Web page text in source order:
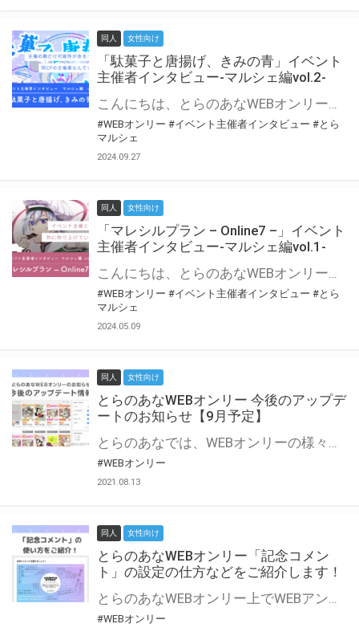
同人 女性向け
「駄菓子と唐揚げ、きみの青」イベント
主催者インタビュー-マルシェ編vol.2-
こんにちは、とらのあなWEBオンリー運営スタッフです。 新たにお届けする、イベント主催者インタビュー-マルシェ編-は、 とらのあなWEBオンリー「マルシェ」をご利用の主催様に 「マルシェ」を使ってイベントを開催した感想や心がけをお聞きする企画です。 今回は、WEBオンリー初開催「駄菓子と唐揚げ、きみの青」より、 主催のぎこ六屋様にお話を伺いました。 協力：ぎこ六屋様／イベント公式Twitter（@krkgwks） とらのあなWEBオンリー「マルシェ」とは？ WEBオンリーでリアルタイムでコミュニケーションがとれるオンライン会場です。
#WEBオンリー #イベント主催者インタビュー #とら
マルシェ
2024.09.27
同人 女性向け
「マレシルプラン – Online7 –」イベント
主催者インタビュー-マルシェ編vol.1-
こんにちは、とらのあなWEBオンリー運営スタッフです。 新たにお届けする、イベント主催者インタビュー-マルシェ編-は、 とらのあなWEBオンリー「マルシェ」をご利用した主催様に 「マルシェ」を使って開催した感想や心がけをお聞きする企画です。 今回は、WEBオンリー開催7回目迎えた「マレシルプラン – Online7 –」より、 主催の玉川うた様にお話を伺いました。 ▼マレシルプランのインタビュー前回記事 「イベント主催者インタビュー vol.6」はこちら 協力：玉川うた様（マレシルプラン実行委員会 代表）／イベント公式Twitter（@mallesil_plan） とらのあなWEBオンリー「マルシェ」とは？ WEBオンリーでリアルタイムでコミュニケーションがとれるオンライン会場です。
#WEBオンリー #イベント主催者インタビュー #とら
マルシェ
2024.05.09
同人 女性向け
とらのあなWEBオンリー 今後のアップデ
ートのお知らせ【9月予定】
とらのあなでは、WEBオンリーの様々な支援を実施しています。 今回は2021年9月に実装を予定しているアップデート情報についてご紹介いたします。 とらのあなWEBオンリーサイトはこちら
#WEBオンリー
2021.08.13
同人 女性向け
とらのあなWEBオンリー「記念コメン
ト」の設定の仕方などをご紹介します！
とらのあなWEBオンリー上でWEBアンソロジーが作成できる「記念コメント」について、その使い方や作成手順を解説します！ 支援タイプを「サークル参加型」「サークル参加型・マルシェ(イベント会場)機能付き」でお申し込みいただいている主催者様はぜひご活用ください♪ とらのあなWEBオンリーサイトはこちら
#WEBオンリー